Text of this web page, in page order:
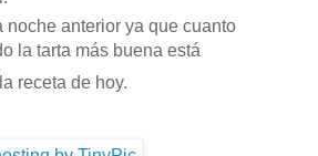
noche anterior ya que cuanto
la tarta más buena está
receta de hoy.